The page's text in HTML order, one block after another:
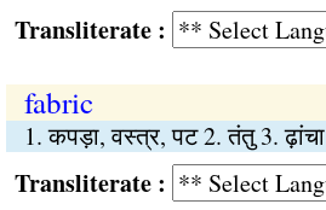
:
fabric
1. कपड़ा, वस्‍त्र, पट 2. तंतु 3. ढ़ांचा
: